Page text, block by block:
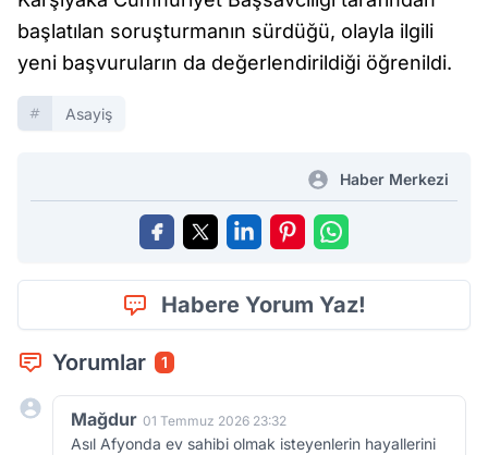
başlatılan soruşturmanın sürdüğü, olayla ilgili
yeni başvuruların da değerlendirildiği öğrenildi.
Asayiş
Haber Merkezi
Habere Yorum Yaz!
Yorumlar 1
Mağdur 01 Temmuz 2026 23:32
Asıl Afyonda ev sahibi olmak isteyenlerin hayallerini